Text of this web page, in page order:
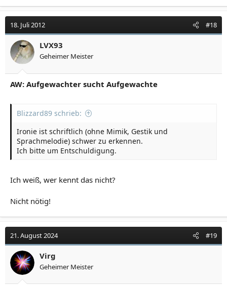
18. Juli 2012 #18
LVX93
Geheimer Meister
AW: Aufgewachter sucht Aufgewachte
Blizzard89 schrieb:
Ironie ist schriftlich (ohne Mimik, Gestik und
Sprachmelodie) schwer zu erkennen.
Ich bitte um Entschuldigung.
Ich weiß, wer kennt das nicht?
Nicht nötig!
21. August 2024 #19
Virg
Geheimer Meister